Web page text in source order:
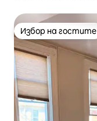
Избор на гостите
Избор на гостите